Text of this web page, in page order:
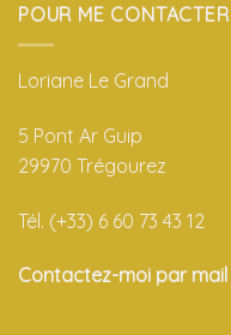
POUR ME CONTACTER
Loriane Le Grand
5 Pont Ar Guip
29970 Trégourez
Tél. (+33) 6 60 73 43 12
Contactez-moi par mail